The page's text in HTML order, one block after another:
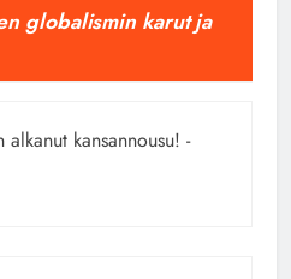
globalismin karut ja
alkanut kansannousu! -